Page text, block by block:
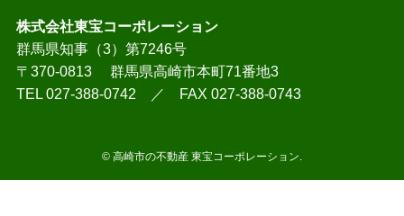
株式会社東宝コーポレーション
群馬県知事（3）第7246号
〒370-0813 群馬県高崎市本町71番地3
TEL 027-388-0742 ／ FAX 027-388-0743
© 高崎市の不動産 東宝コーポレーション.